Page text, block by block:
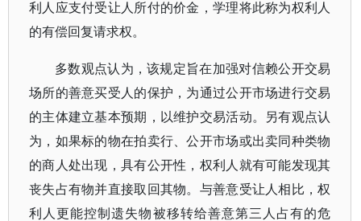
利人应支付受让人所付的价金，学理将此称为权利人
的有偿回复请求权。
多数观点认为，该规定旨在加强对信赖公开交易
场所的善意买受人的保护，为通过公开市场进行交易
的主体建立基本预期，以维护交易活动。另有观点认
为，如果标的物在拍卖行、公开市场或出卖同种类物
的商人处出现，具有公开性，权利人就有可能发现其
丧失占有物并直接取回其物。与善意受让人相比，权
利人更能控制遗失物被移转给善意第三人占有的危